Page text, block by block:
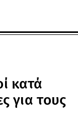
κατά
για τους